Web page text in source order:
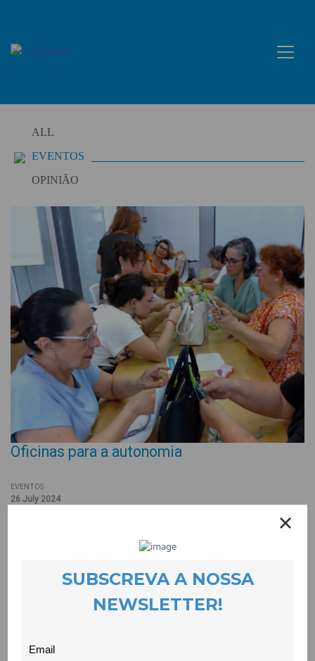
content
ALL
EVENTOS
OPINIÃO
Oficinas para a autonomia
EVENTOS
26 July 2024
Continuamos com as oficinas para a autonomia e em resposta
ao entusiasmo e aos inúmeros pedidos realizámos mais uma
oficina foi acompanhada por umas saborosas cerejas da
uma das participantes.
criativa, onde se cruzaram pessoas com idades,